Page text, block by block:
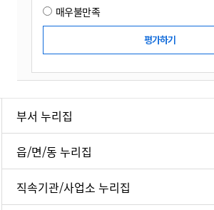
매우불만족
부서 누리집
읍/면/동 누리집
직속기관/사업소 누리집